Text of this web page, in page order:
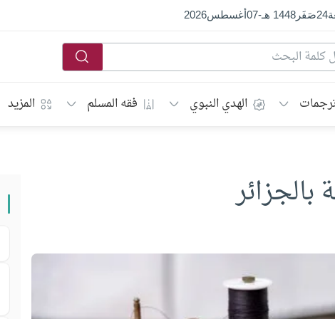
24صَفَر1448 هـ -
07أغسطس2026
الهدي النبوي فقه المسلم المزيد